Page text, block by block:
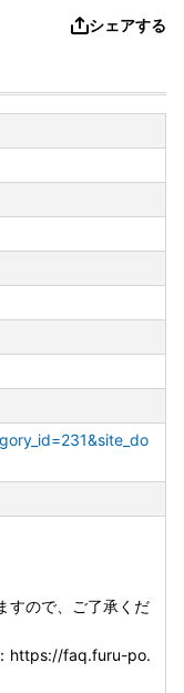
シェアする
すので、ご了承くだ
https://faq.furu-po.